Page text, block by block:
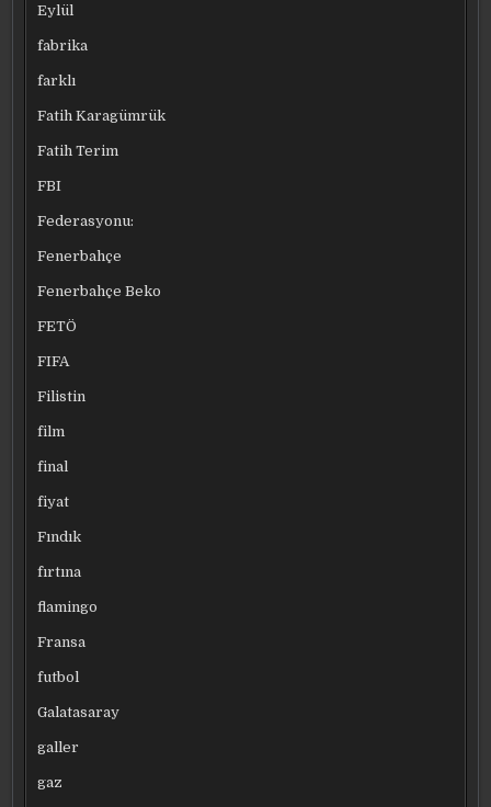
Eylül
fabrika
farklı
Fatih Karagümrük
Fatih Terim
FBI
Federasyonu:
Fenerbahçe
Fenerbahçe Beko
FETÖ
FIFA
Filistin
film
final
fiyat
Fındık
fırtına
flamingo
Fransa
futbol
Galatasaray
galler
gaz